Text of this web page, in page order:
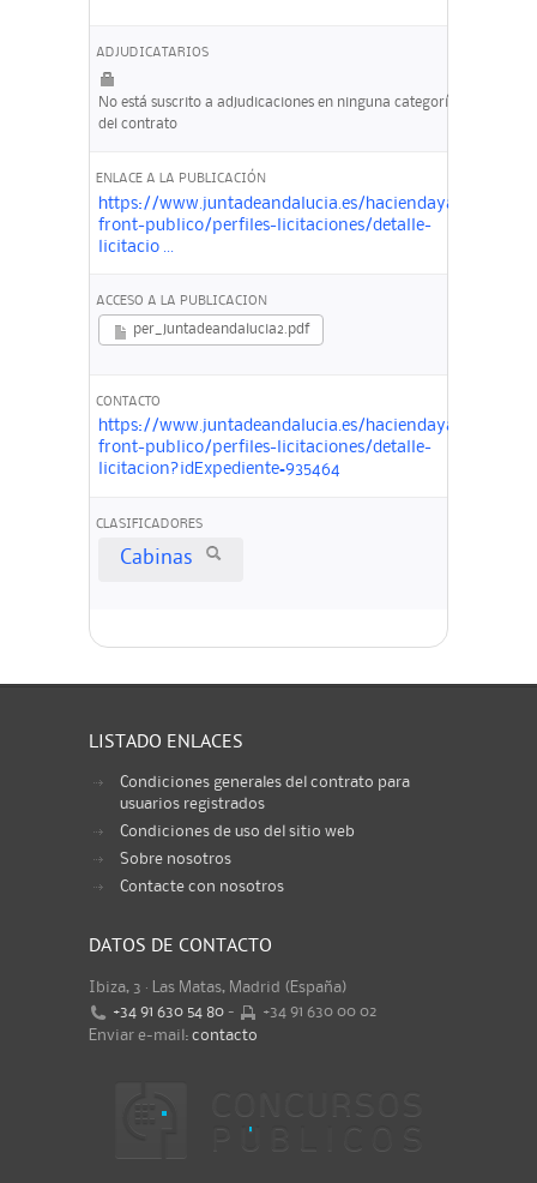
ADJUDICATARIOS
No está suscrito a adjudicaciones en ninguna categoría
del contrato
ENLACE A LA PUBLICACIÓN
https://www.juntadeandalucia.es/
front-publico/perfiles-licitaciones/detalle-
licitacio ...
ACCESO A LA PUBLICACION
per_juntadeandalucia2.pdf
CONTACTO
https://www.juntadeandalucia.es/
front-publico/perfiles-licitaciones/detalle-
licitacion?idExpediente=935464
CLASIFICADORES
Cabinas
LISTADO ENLACES
Condiciones generales del contrato para
usuarios registrados
Condiciones de uso del sitio web
Sobre nosotros
Contacte con nosotros
DATOS DE CONTACTO
Ibiza, 3 · Las Matas, Madrid (España)
+34 91 630 54 80 -
+34 91 630 00 02
Enviar e-mail: contacto